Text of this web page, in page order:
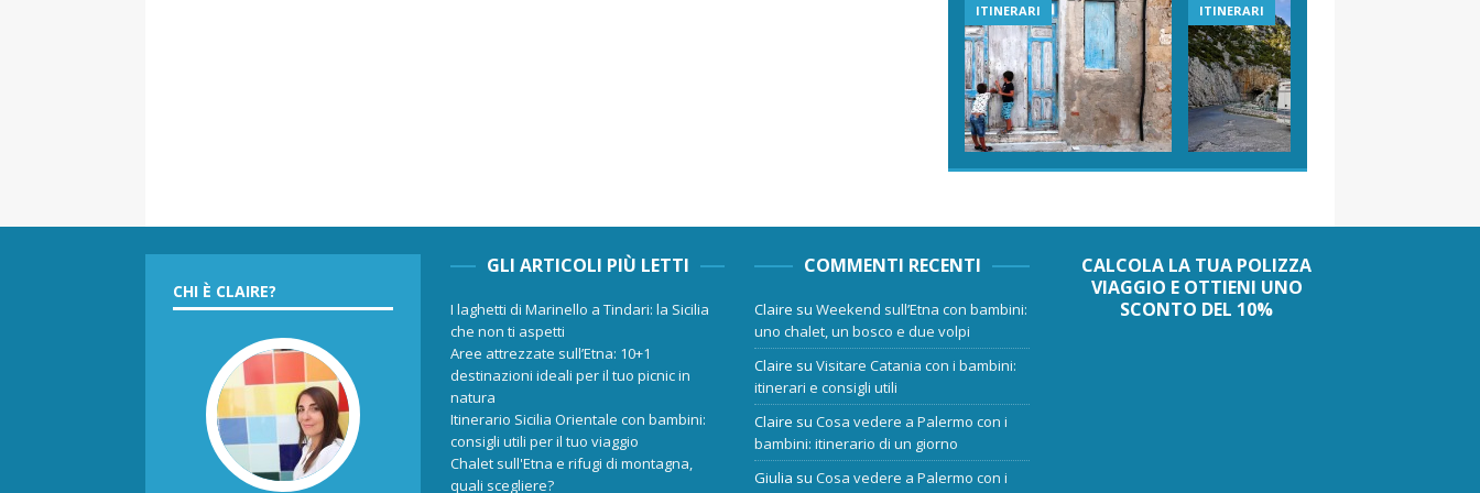
ITINERARI ITINERARI
CHI È CLAIRE?
GLI ARTICOLI PIÙ LETTI
I laghetti di Marinello a Tindari: la Sicilia
che non ti aspetti
Aree attrezzate sull’Etna: 10+1
destinazioni ideali per il tuo picnic in
natura
Itinerario Sicilia Orientale con bambini:
consigli utili per il tuo viaggio
Chalet sull'Etna e rifugi di montagna,
quali scegliere?
COMMENTI RECENTI
Claire suWeekend sull’Etna con bambini:
uno chalet, un bosco e due volpi
Claire suVisitare Catania con i bambini:
itinerari e consigli utili
Claire suCosa vedere a Palermo con i
bambini: itinerario di un giorno
Giulia suCosa vedere a Palermo con i
CALCOLA LA TUA POLIZZA
VIAGGIO E OTTIENI UNO
SCONTO DEL 10%